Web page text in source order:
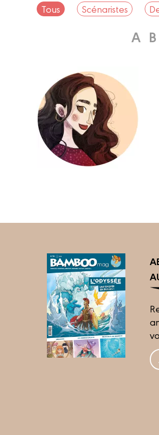
Tous Scénaristes
A B
Auteur
ARIANNA
CALABRETTA
Biographie
Albums